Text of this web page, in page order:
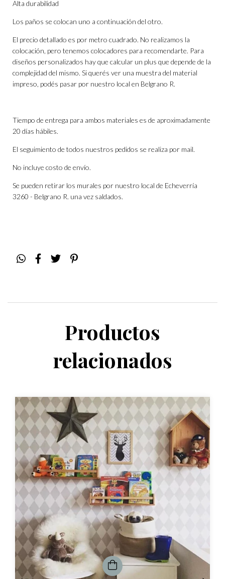
Alta durabilidad
Los paños se colocan uno a continuación del otro.
El precio detallado es por metro cuadrado. No realizamos la
colocación, pero tenemos colocadores para recomendarte. Para
diseños personalizados hay que calcular un plus que depende de la
complejidad del mismo. Si querés ver una muestra del material
impreso, podés pasar por nuestro local en Belgrano R.
Tiempo de entrega para ambos materiales es de aproximadamente
20 días hábiles.
El seguimiento de todos nuestros pedidos se realiza por mail.
No incluye costo de envío.
Se pueden retirar los murales por nuestro local de Echeverría
3260 - Belgrano R. una vez saldados.
Productos
relacionados